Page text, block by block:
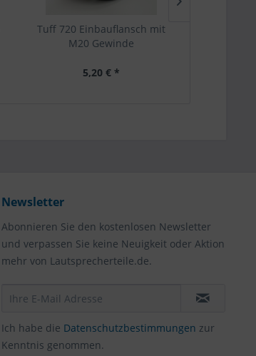
Tuff 720 Einbauflansch mit
M20 Gewinde
5,20 € *
Newsletter
Abonnieren Sie den kostenlosen Newsletter
und verpassen Sie keine Neuigkeit oder Aktion
mehr von Lautsprecherteile.de.
Ich habe die Datenschutzbestimmungen zur
Kenntnis genommen.